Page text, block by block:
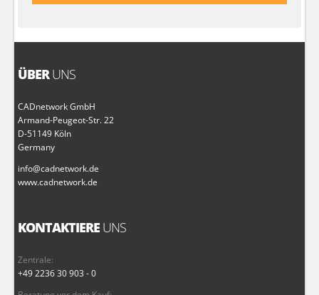
ÜBERUNS
CADnetwork GmbH
Armand-Peugeot-Str. 22
D-51149 Köln
Germany
info@cadnetwork.de
www.cadnetwork.de
KONTAKTIERE UNS
Zentrale:
+49 2236 30 903 - 0